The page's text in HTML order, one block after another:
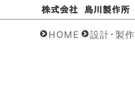
HOME 設計･製作